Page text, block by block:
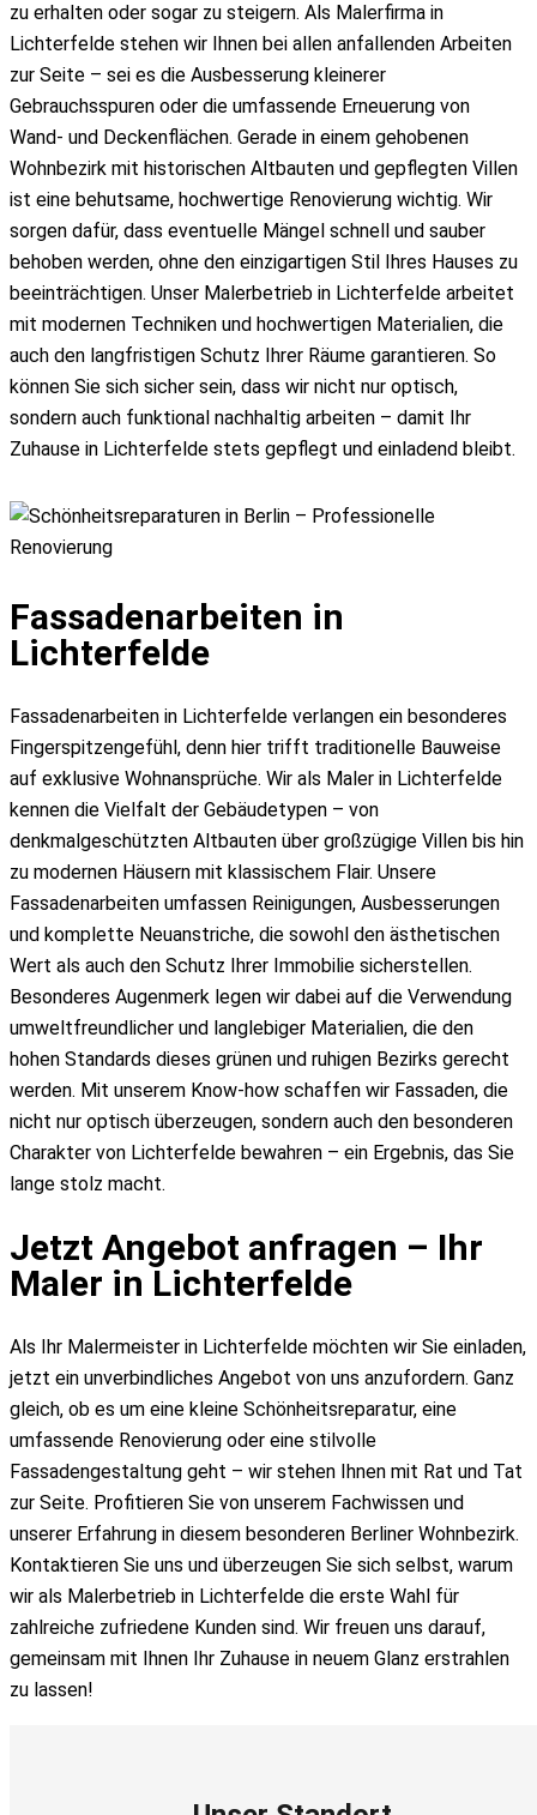
zu erhalten oder sogar zu steigern. Als Malerfirma in
Lichterfelde stehen wir Ihnen bei allen anfallenden Arbeiten
zur Seite – sei es die Ausbesserung kleinerer
Gebrauchsspuren oder die umfassende Erneuerung von
Wand- und Deckenflächen. Gerade in einem gehobenen
Wohnbezirk mit historischen Altbauten und gepflegten Villen
ist eine behutsame, hochwertige Renovierung wichtig. Wir
sorgen dafür, dass eventuelle Mängel schnell und sauber
behoben werden, ohne den einzigartigen Stil Ihres Hauses zu
beeinträchtigen. Unser Malerbetrieb in Lichterfelde arbeitet
mit modernen Techniken und hochwertigen Materialien, die
auch den langfristigen Schutz Ihrer Räume garantieren. So
können Sie sich sicher sein, dass wir nicht nur optisch,
sondern auch funktional nachhaltig arbeiten – damit Ihr
Zuhause in Lichterfelde stets gepflegt und einladend bleibt.
Fassadenarbeiten in
Lichterfelde
Fassadenarbeiten in Lichterfelde verlangen ein besonderes
Fingerspitzengefühl, denn hier trifft traditionelle Bauweise
auf exklusive Wohnansprüche. Wir als Maler in Lichterfelde
kennen die Vielfalt der Gebäudetypen – von
denkmalgeschützten Altbauten über großzügige Villen bis hin
zu modernen Häusern mit klassischem Flair. Unsere
Fassadenarbeiten umfassen Reinigungen, Ausbesserungen
und komplette Neuanstriche, die sowohl den ästhetischen
Wert als auch den Schutz Ihrer Immobilie sicherstellen.
Besonderes Augenmerk legen wir dabei auf die Verwendung
umweltfreundlicher und langlebiger Materialien, die den
hohen Standards dieses grünen und ruhigen Bezirks gerecht
werden. Mit unserem Know-how schaffen wir Fassaden, die
nicht nur optisch überzeugen, sondern auch den besonderen
Charakter von Lichterfelde bewahren – ein Ergebnis, das Sie
lange stolz macht.
Jetzt Angebot anfragen – Ihr
Maler in Lichterfelde
Als Ihr Malermeister in Lichterfelde möchten wir Sie einladen,
jetzt ein unverbindliches Angebot von uns anzufordern. Ganz
gleich, ob es um eine kleine Schönheitsreparatur, eine
umfassende Renovierung oder eine stilvolle
Fassadengestaltung geht – wir stehen Ihnen mit Rat und Tat
zur Seite. Profitieren Sie von unserem Fachwissen und
unserer Erfahrung in diesem besonderen Berliner Wohnbezirk.
Kontaktieren Sie uns und überzeugen Sie sich selbst, warum
wir als Malerbetrieb in Lichterfelde die erste Wahl für
zahlreiche zufriedene Kunden sind. Wir freuen uns darauf,
gemeinsam mit Ihnen Ihr Zuhause in neuem Glanz erstrahlen
zu lassen!